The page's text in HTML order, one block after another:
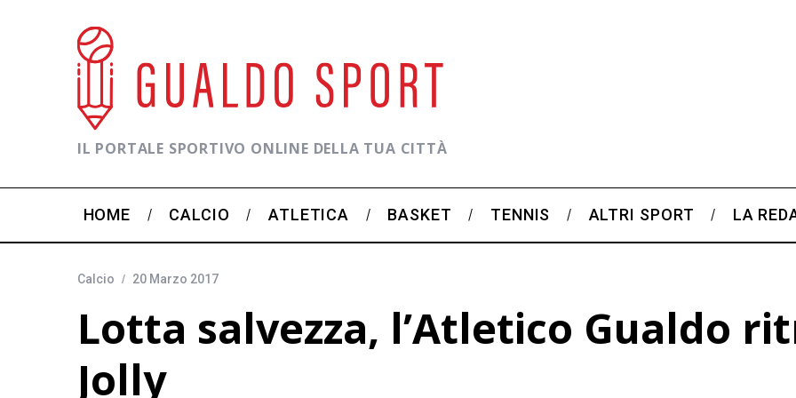
IL PORTALE SPORTIVO ONLINE DELLA TUA CITTÀ
HOME CALCIO ATLETICA BASKET TENNIS ALTRI SPORT LA
Calcio 20 Marzo 2017
Lotta salvezza, l’Atletico Gualdo
Jolly